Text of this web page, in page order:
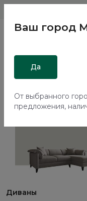
Главная
110 предметов
Диваны
Ваш город
Да
От выбранного
предложения,